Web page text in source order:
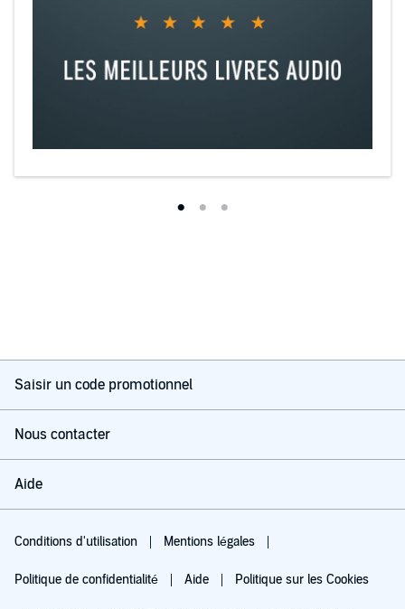
Saisir un code promotionnel
Nous contacter
Aide
Conditions d'utilisation Mentions légales
Politique de confidentialité Aide Politique sur les Cookies